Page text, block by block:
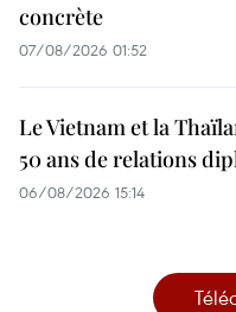
concrète
07/08/2026 01:52
Le Vietnam et la
50 ans de relations
06/08/2026 15:14